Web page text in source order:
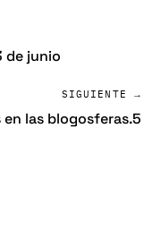
de junio
SIGUIENTE →
en las blogosferas.5